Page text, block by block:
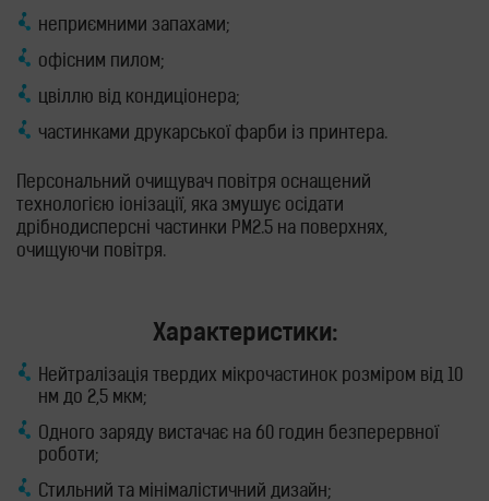
неприємними запахами;
офісним пилом;
цвіллю від кондиціонера;
частинками друкарської фарби із принтера.
Персональний очищувач повітря оснащений
технологією іонізації, яка змушує осідати
дрібнодисперсні частинки РМ2.5 на поверхнях,
очищуючи повітря.
Характеристики:
Нейтралізація твердих мікрочастинок розміром від 10
нм до 2,5 мкм;
Одного заряду вистачає на 60 годин безперервної
роботи;
Стильний та мінімалістичний дизайн;